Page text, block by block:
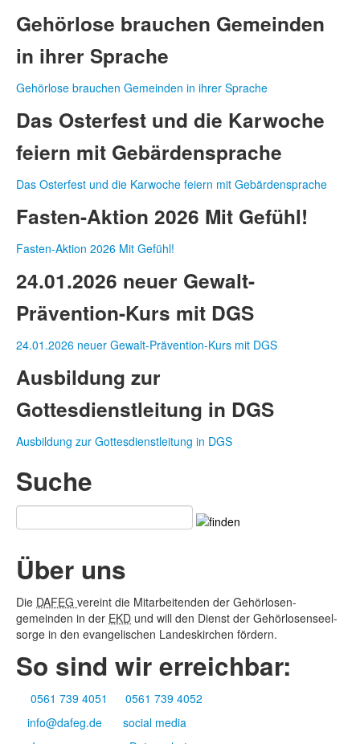
Gehörlose brauchen Gemeinden
in ihrer Sprache
Gehörlose brauchen Gemeinden in ihrer Sprache
Das Osterfest und die Karwoche
feiern mit Gebärdensprache
Das Osterfest und die Karwoche feiern mit Gebärdensprache
Fasten-Aktion 2026 Mit Gefühl!
Fasten-Aktion 2026 Mit Gefühl!
24.01.2026 neuer Gewalt-
Prävention-Kurs mit DGS
24.01.2026 neuer Gewalt-Prävention-Kurs mit DGS
Ausbildung zur
Gottesdienstleitung in DGS
Ausbildung zur Gottesdienstleitung in DGS
Suche
Über uns
Die DAFEG vereint die Mitarbeitenden der Gehör­losen­
gemeinden in der EKD und will den Dienst der Gehör­losen­seel­
sorge in den evange­lischen Landes­kirchen fördern.
So sind wir erreichbar:
0561 739 4051
0561 739 4052
info@dafeg.de
social media